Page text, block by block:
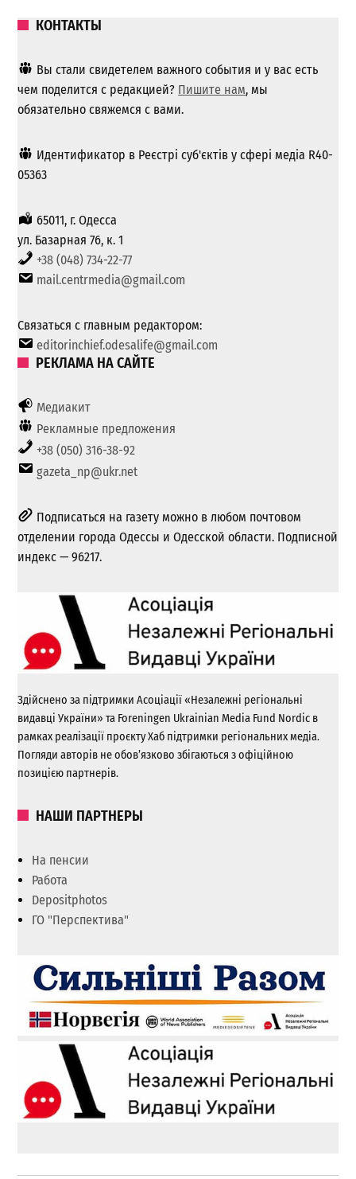
КОНТАКТЫ
Вы стали свидетелем важного события и у вас есть
чем поделится с редакцией? Пишите нам, мы
обязательно свяжемся с вами.
Идентификатор в Реєстрі суб'єктів у сфері медіа R40-
05363
65011, г. Одесса
ул. Базарная 76, к. 1
+38 (048) 734-22-77
mail.centrmedia@gmail.com
Связаться с главным редактором:
editorinchief.odesalife@gmail.com
РЕКЛАМА НА САЙТЕ
Медиакит
Рекламные предложения
+38 (050) 316-38-92
gazeta_np@ukr.net
Подписаться на газету можно в любом почтовом
отделении города Одессы и Одесской области. Подписной
индекс — 96217.
Здійснено за підтримки Асоціації «Незалежні регіональні
видавці України» та Foreningen Ukrainian Media Fund Nordic в
рамках реалізації проєкту Хаб підтримки регіональних медіа.
Погляди авторів не обов’язково збігаються з офіційною
позицією партнерів.
НАШИ ПАРТНЕРЫ
На пенсии
Работа
Depositphotos
ГО "Перспектива"